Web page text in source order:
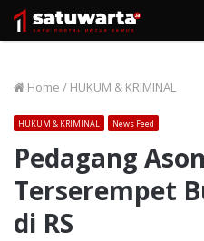
Home / HUKUM & KRIMINAL
HUKUM & KRIMINAL News Feed
Pedagang
Terserempet
di RS